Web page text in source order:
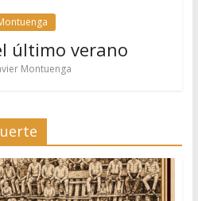
último verano
Montuenga